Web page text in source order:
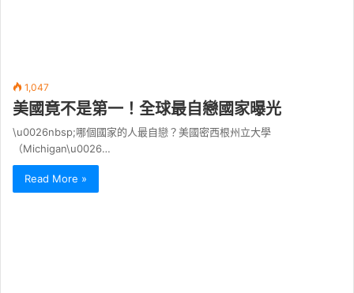
1,047
美國竟不是第一！全球最自戀國家曝光
\u0026nbsp;哪個國家的人最自戀？美國密西根州立大學
（Michigan\u0026…
Read More »